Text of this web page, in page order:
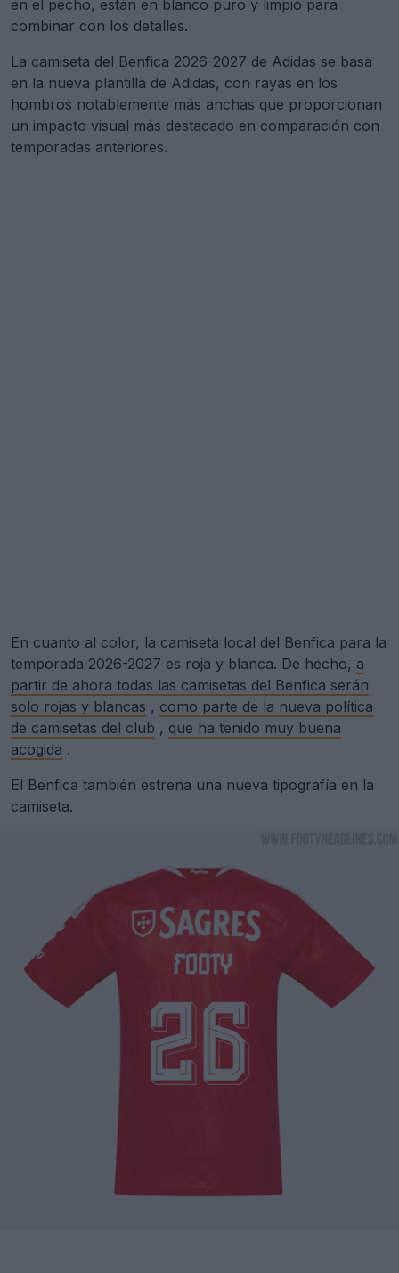
en el pecho, están en blanco puro y limpio para
combinar con los detalles.
La camiseta del Benfica 2026-2027 de Adidas se basa
en la nueva plantilla de Adidas, con rayas en los
hombros notablemente más anchas que proporcionan
un impacto visual más destacado en comparación con
temporadas anteriores.
En cuanto al color, la camiseta local del Benfica para la
temporada 2026-2027 es roja y blanca. De hecho, a
partir de ahora todas las camisetas del Benfica serán
solo rojas y blancas , como parte de la nueva política
de camisetas del club , que ha tenido muy buena
acogida .
El Benfica también estrena una nueva tipografía en la
camiseta.